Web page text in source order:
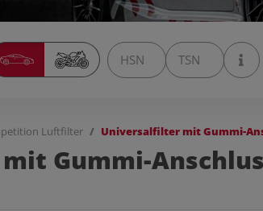
Luftfilter Universalfilter mit Gummi-
Gummi-